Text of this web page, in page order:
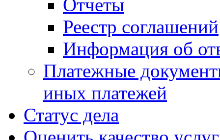
Отчеты
Реестр соглашений
Информация об
Платежные
иных платежей
Статус дела